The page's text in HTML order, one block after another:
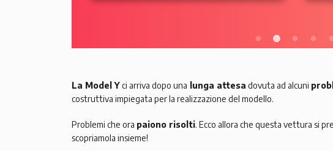
La Model Yci arriva dopo una lunga attesa dovuta ad alcuni
costruttiva impiegata per la realizzazione del modello.
Problemi che ora paiono risolti. Ecco allora che questa vettura si
scopriamola insieme!